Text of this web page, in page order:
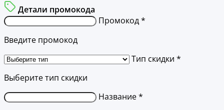
Детали промокода
Промокод *
Введите промокод
Тип скидки *
Выберите тип скидки
Название *